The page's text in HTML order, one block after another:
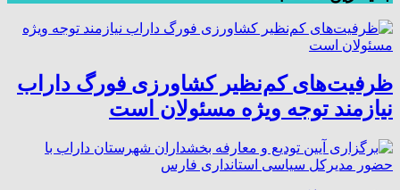
ظرفیت‌های کم‌نظیر کشاورزی فورگ داراب
نیازمند توجه ویژه مسئولان است